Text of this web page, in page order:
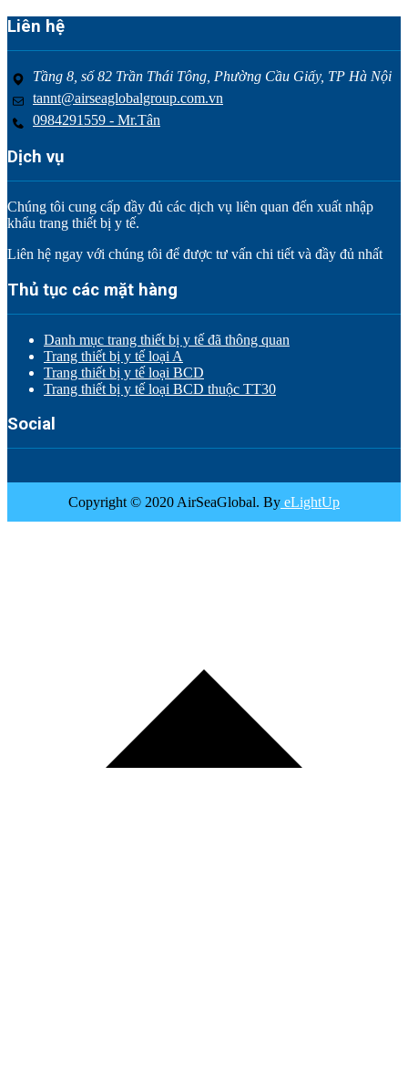
Liên hệ
Tầng 8, số 82 Trần Thái Tông, Phường Cầu Giấy, TP Hà Nội
tannt@airseaglobalgroup.com.vn
0984291559 - Mr.Tân
Dịch vụ
Chúng tôi cung cấp đầy đủ các dịch vụ liên quan đến xuất nhập
khẩu trang thiết bị y tế.
Liên hệ ngay với chúng tôi để được tư vấn chi tiết và đầy đủ nhất
Thủ tục các mặt hàng
Danh mục trang thiết bị y tế đã thông quan
Trang thiết bị y tế loại A
Trang thiết bị y tế loại BCD
Trang thiết bị y tế loại BCD thuộc TT30
Social
Copyright © 2020 AirSeaGlobal. By eLightUp